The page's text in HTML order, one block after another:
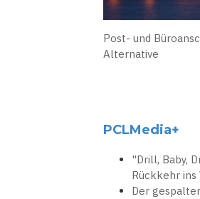
Post- und
Alternative
PCLMedia+
"Drill, Baby,
Rückkehr ins
Der